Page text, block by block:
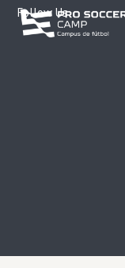
Follow Us